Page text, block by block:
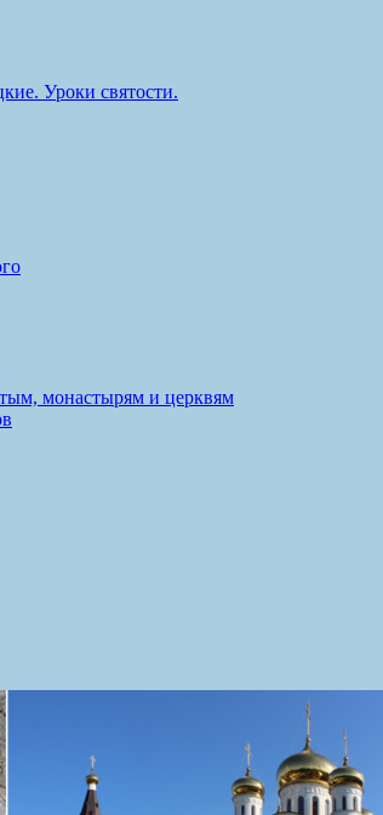
Уроки святости.
монастырям и церквям